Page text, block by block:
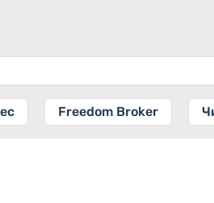
Freedom Broker